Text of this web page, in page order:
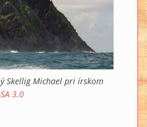
Skellig Michael pri írskom
SA 3.0